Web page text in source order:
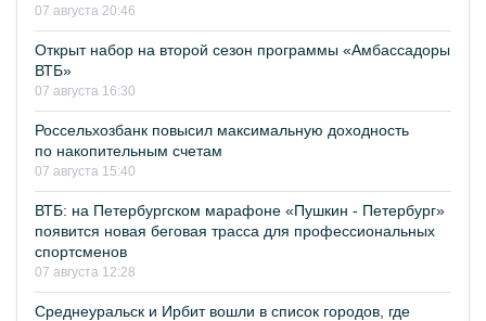
07 августа 20:46
Открыт набор на второй сезон программы «Амбассадоры
ВТБ»
07 августа 16:30
Россельхозбанк повысил максимальную доходность
по накопительным счетам
07 августа 15:40
ВТБ: на Петербургском марафоне «Пушкин - Петербург»
появится новая беговая трасса для профессиональных
спортсменов
07 августа 12:28
Среднеуральск и Ирбит вошли в список городов, где